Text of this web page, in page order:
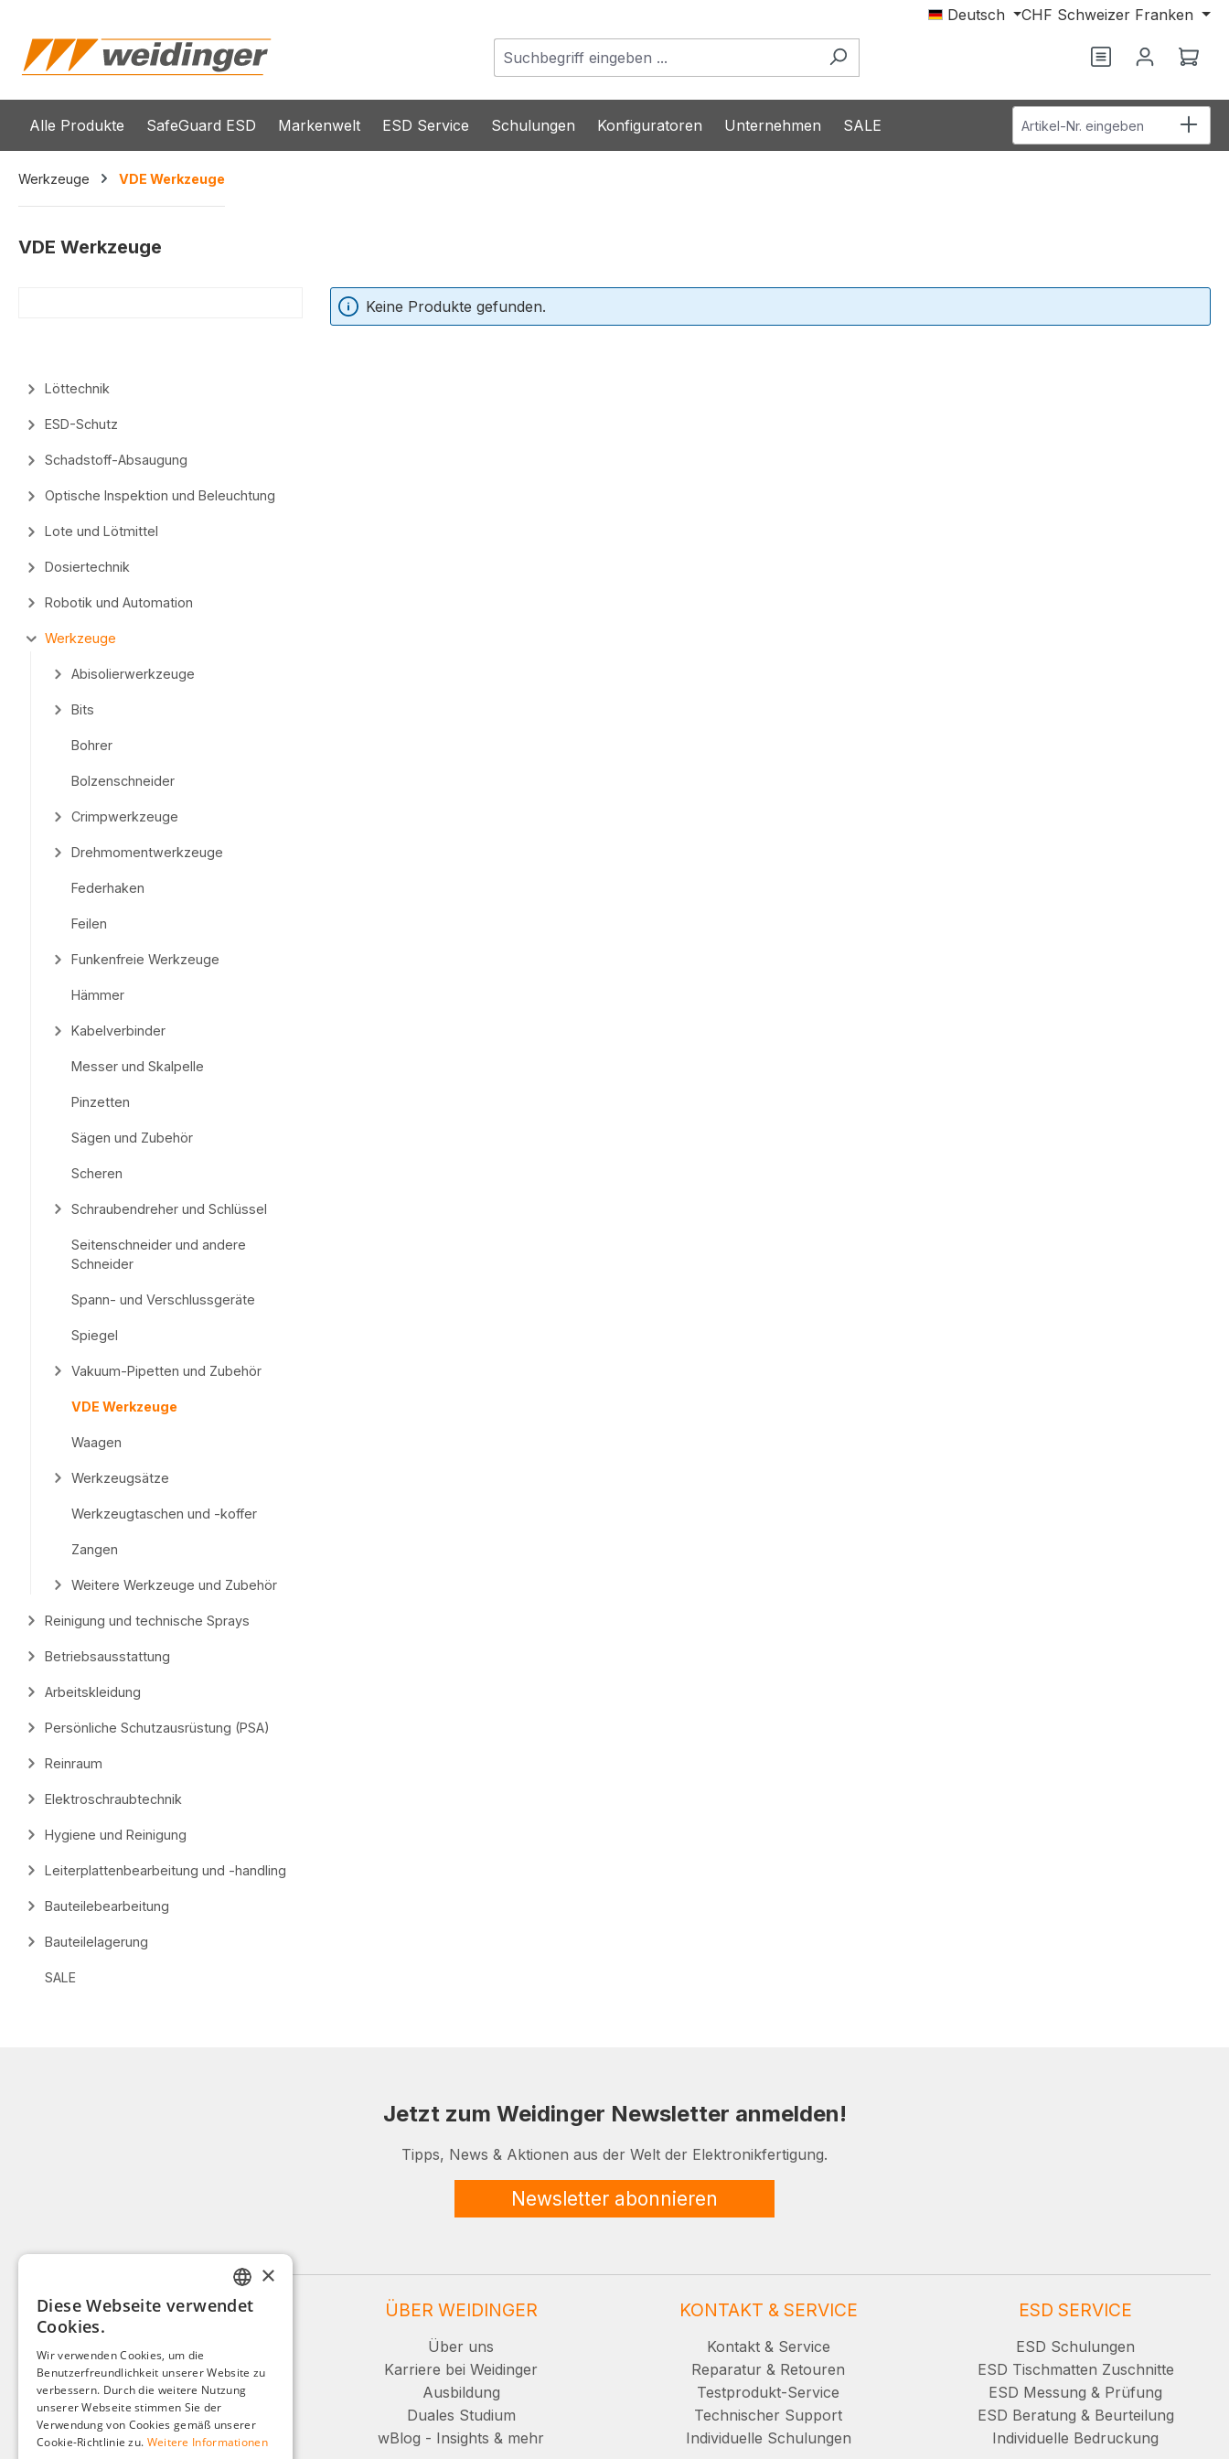
Deutsch CHF Schweizer Franken
Alle Produkte SafeGuard ESD Markenwelt ESD Service Schulungen Konfiguratoren Unternehmen SALE Artikel-Nr. eingeben
Werkzeuge VDE Werkzeuge
VDE Werkzeuge
Löttechnik
ESD-Schutz
Schadstoff-Absaugung
Optische Inspektion und Beleuchtung
Lote und Lötmittel
Dosiertechnik
Robotik und Automation
Werkzeuge
Abisolierwerkzeuge
Bits
Bohrer
Bolzenschneider
Crimpwerkzeuge
Drehmomentwerkzeuge
Federhaken
Feilen
Funkenfreie Werkzeuge
Hämmer
Kabelverbinder
Messer und Skalpelle
Pinzetten
Sägen und Zubehör
Scheren
Schraubendreher und Schlüssel
Seitenschneider und andere
Schneider
Spann- und Verschlussgeräte
Spiegel
Vakuum-Pipetten und Zubehör
VDE Werkzeuge
Waagen
Werkzeugsätze
Werkzeugtaschen und -koffer
Zangen
Weitere Werkzeuge und Zubehör
Reinigung und technische Sprays
Betriebsausstattung
Arbeitskleidung
Persönliche Schutzausrüstung (PSA)
Reinraum
Elektroschraubtechnik
Hygiene und Reinigung
Leiterplattenbearbeitung und -handling
Bauteilebearbeitung
Bauteilelagerung
SALE
Keine Produkte gefunden.
Jetzt zum Weidinger Newsletter anmelden!
Tipps, News & Aktionen aus der Welt der Elektronikfertigung.
Newsletter abonnieren
WEIDINGER SERVICE
Service und Beratung:
+49 (0)8142 / 4289 - 300
Mo-Fr, 08:00 - 16:00 Uhr
Oder über unser Kontaktformular.
ÜBER WEIDINGER
Über uns
Karriere bei Weidinger
Ausbildung
Duales Studium
wBlog - Insights & mehr
KONTAKT & SERVICE
Kontakt & Service
Reparatur & Retouren
Testprodukt-Service
Technischer Support
Individuelle Schulungen
ESD SERVICE
ESD Schulungen
ESD Tischmatten Zuschnitte
ESD Messung & Prüfung
ESD Beratung & Beurteilung
Individuelle Bedruckung
GERMAN
FRENCH
DUTCH
×
Diese Webseite verwendet
Cookies.
Wir verwenden Cookies, um die
Benutzerfreundlichkeit unserer Website zu
verbessern. Durch die weitere Nutzung
unserer Webseite stimmen Sie der
Verwendung von Cookies gemäß unserer
Cookie-Richtlinie zu. Weitere Informationen